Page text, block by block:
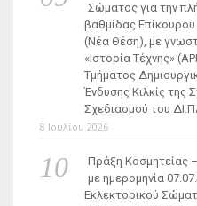
Σώματος για την
βαθμίδας
(Νέα Θέση), με
«Ιστορία Τέχνης»
Τμήματος
Ένδυσης Κιλκίς της
Σχεδιασμού του
8 Ιουλίου 2026
Πράξη Κοσμητείας
με ημερομηνία
Εκλεκτορικού